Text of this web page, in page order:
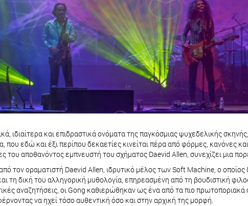
ιδιαίτερα και επιδραστικά ονόματα της παγκόσμιας ψυχεδελικής
εδώ και έξι περίπου δεκαετίες κινείται πέρα από φόρμες, κανόνες
του αποθανόντος εμπνευστή του σχήματος Daevid Allen, συνεχίζει μια
τον οραματιστή Daevid Allen, ιδρυτικό μέλος των Soft Machine, ο
τη δική του αλληγορική μυθολογία, επηρεασμένη από τη βουδιστική
αναζητήσεις, οι Gong καθιερώθηκαν ως ένα από τα πιο
να ηχεί τόσο αυθεντική όσο και στην αρχική της μορφή.